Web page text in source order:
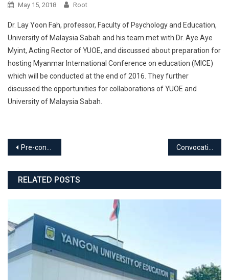
May 15, 2018 Root
Dr. Lay Yoon Fah, professor, Faculty of Psychology and Education,
University of Malaysia Sabah and his team met with Dr. Aye Aye
Myint, Acting Rector of YUOE, and discussed about preparation for
hosting Myanmar International Conference on education (MICE)
which will be conducted at the end of 2016. They further
discussed the opportunities for collaborations of YUOE and
University of Malaysia Sabah.
Post
navigation
Pre-conference Workshopｓ for 8th International Conference on Science and Mathematics Education
RELATED POSTS